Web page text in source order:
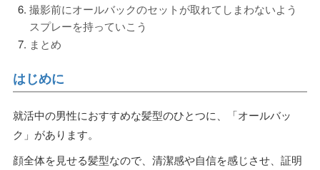
撮影前にオールバックのセットが取れてしまわないよう
スプレーを持っていこう
まとめ
はじめに
就活中の男性におすすめな髪型のひとつに、「オールバッ
ク」があります。
顔全体を見せる髪型なので、清潔感や自信を感じさせ、証明